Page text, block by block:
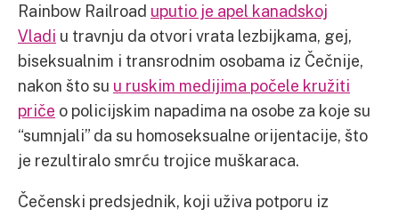
Rainbow Railroad uputio je apel kanadskoj
Vladi u travnju da otvori vrata lezbijkama, gej,
biseksualnim i transrodnim osobama iz Čečnije,
nakon što su u ruskim medijima počele kružiti
priče o policijskim napadima na osobe za koje su
“sumnjali” da su homoseksualne orijentacije, što
je rezultiralo smrću trojice muškaraca.
Čečenski predsjednik, koji uživa potporu iz